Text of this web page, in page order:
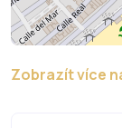
Zobrazít více